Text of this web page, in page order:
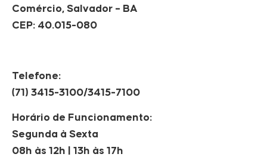
Comércio, Salvador – BA
CEP: 40.015-080
Telefone:
(71) 3415-3100/3415-7100
Horário de Funcionamento:
Segunda à Sexta
08h às 12h | 13h às 17h